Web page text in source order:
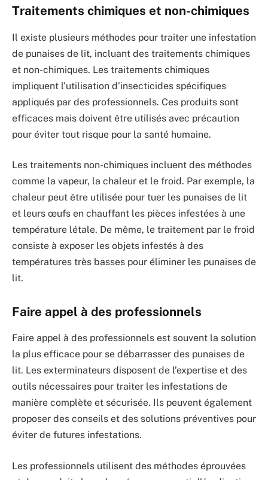
Traitements chimiques et non-chimiques
Il existe plusieurs méthodes pour traiter une infestation
de punaises de lit, incluant des traitements chimiques
et non-chimiques. Les traitements chimiques
impliquent l’utilisation d’insecticides spécifiques
appliqués par des professionnels. Ces produits sont
efficaces mais doivent être utilisés avec précaution
pour éviter tout risque pour la santé humaine.
Les traitements non-chimiques incluent des méthodes
comme la vapeur, la chaleur et le froid. Par exemple, la
chaleur peut être utilisée pour tuer les punaises de lit
et leurs œufs en chauffant les pièces infestées à une
température létale. De même, le traitement par le froid
consiste à exposer les objets infestés à des
températures très basses pour éliminer les punaises de
lit.
Faire appel à des professionnels
Faire appel à des professionnels est souvent la solution
la plus efficace pour se débarrasser des punaises de
lit. Les exterminateurs disposent de l’expertise et des
outils nécessaires pour traiter les infestations de
manière complète et sécurisée. Ils peuvent également
proposer des conseils et des solutions préventives pour
éviter de futures infestations.
Les professionnels utilisent des méthodes éprouvées